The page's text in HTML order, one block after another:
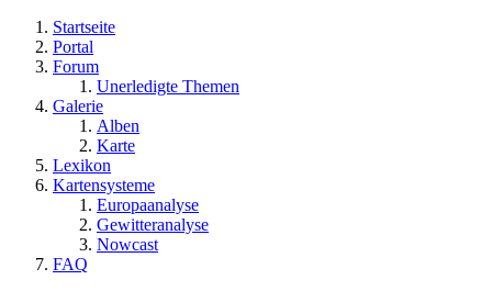
Startseite
Portal
Forum
Unerledigte Themen
Galerie
Alben
Karte
Lexikon
Kartensysteme
Europaanalyse
Gewitteranalyse
Nowcast
FAQ